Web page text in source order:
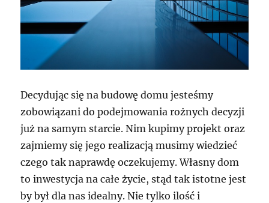
Decydując się na budowę domu jesteśmy
zobowiązani do podejmowania rożnych decyzji
już na samym starcie. Nim kupimy projekt oraz
zajmiemy się jego realizacją musimy wiedzieć
czego tak naprawdę oczekujemy. Własny dom
to inwestycja na całe życie, stąd tak istotne jest
by był dla nas idealny. Nie tylko ilość i